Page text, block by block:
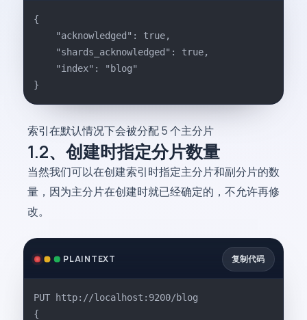
{
    "acknowledged": true,
    "shards_acknowledged": true,
    "index": "blog"
}
索引在默认情况下会被分配 5 个主分片
1.2、创建时指定分片数量
当然我们可以在创建索引时指定主分片和副分片的数
量，因为主分片在创建时就已经确定的，不允许再修
改。
PLAINTEXT 复制代码
PUT http://localhost:9200/blog
{